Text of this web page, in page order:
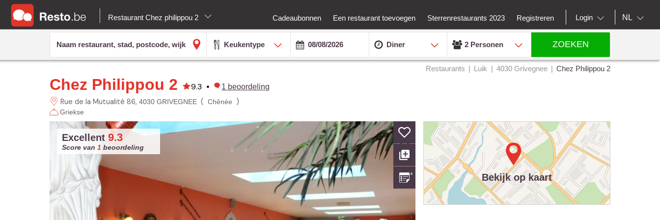
Restaurant Chez philippou 2 Cadeaubonnen Een restaurant toevoegen Sterrenrestaurants 2023 Registreren Login NL
Keukentype Diner 2 Personen ZOEKEN
Restaurants Luik 4030 Grivegnee Chez Philippou 2
Chez Philippou 2 9.3 • 1 beoordeling
Rue de la Mutualité 86 4030 GRIVEGNEE ( Chênée )
Griekse
Excellent 9.3
Score van 1 beoordeling
Bekijk op kaart